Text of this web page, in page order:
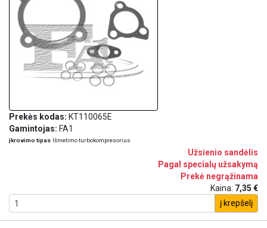
Prekės kodas: KT110065E
Gamintojas: FA1
įkrovimo tipas Išmetimo turbokompresorius
Užsienio sandėlis
Pagal specialų užsakymą
Prekė negrąžinama
Kaina: 7,35 €
į krepšelį